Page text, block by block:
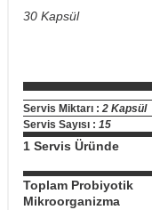
30 Kapsül
Servis Miktarı : 2 Kapsül
Servis Sayısı : 15
1 Servis Üründe
Toplam Probiyotik
Mikroorganizma